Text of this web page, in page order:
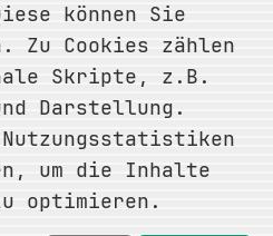
können Sie
Zu Cookies zählen
Skripte, z.B.
Darstellung.
Nutzungsstatistiken
um die Inhalte
optimieren.